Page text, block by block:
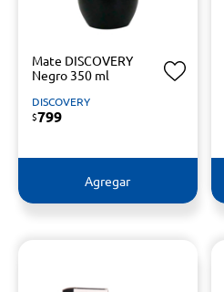
Mate DISCOVERY
Negro 350 ml
DISCOVERY
$799
Agregar